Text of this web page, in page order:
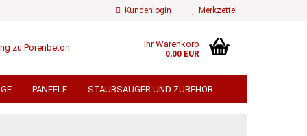
Kundenlogin Merkzettel
Ihr Warenkorb
0,00 EUR
PANEELE STAUBSAUGER UND ZUBEHÖR